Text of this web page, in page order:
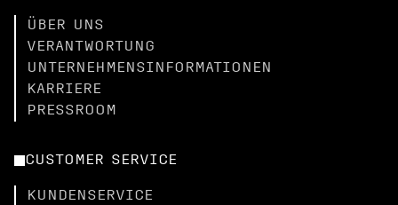
ÜBER UNS
VERANTWORTUNG
UNTERNEHMENSINFORMATIONEN
KARRIERE
PRESSROOM
CUSTOMER SERVICE
KUNDENSERVICE